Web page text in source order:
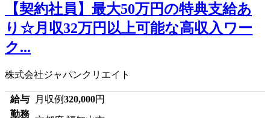
【契約社員】最大50万円の特典支給あ
り☆月収32万円以上可能な高収入ワー
ク...
株式会社ジャパンクリエイト
給与 月収例320,000円
勤務